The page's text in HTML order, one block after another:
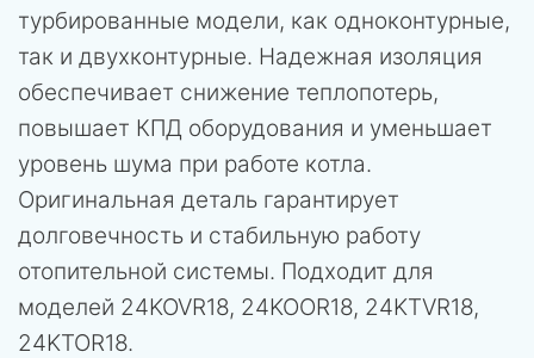
турбированные модели, как одноконтурные,
так и двухконтурные. Надежная изоляция
обеспечивает снижение теплопотерь,
повышает КПД оборудования и уменьшает
уровень шума при работе котла.
Оригинальная деталь гарантирует
долговечность и стабильную работу
отопительной системы. Подходит для
моделей 24KOVR18, 24KOOR18, 24KTVR18,
24KTOR18.